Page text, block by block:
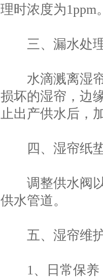
理时浓度为1ppm
三、漏水处
水滴溅离湿帘
损坏的湿帘，边
止出产供水后，
四、湿帘纸垫
调整供水阀以
供水管道。
五、湿帘维
1、日常保养